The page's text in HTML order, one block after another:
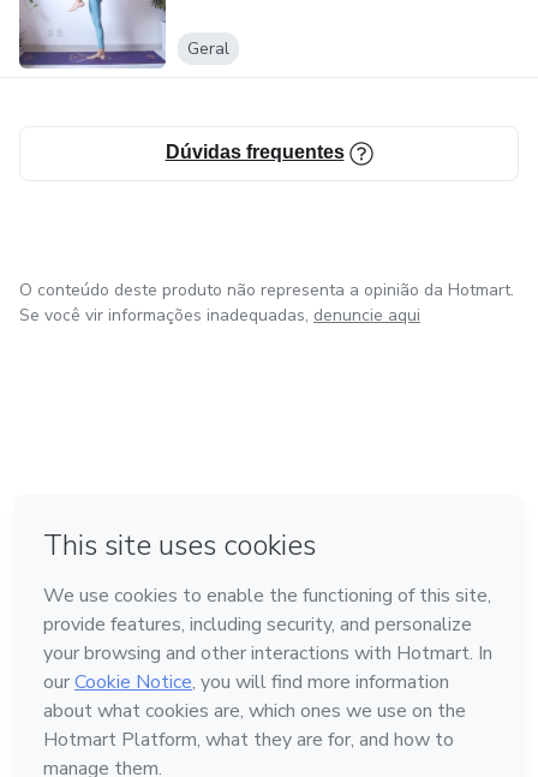
Geral
Dúvidas frequentes
O conteúdo deste produto não representa a opinião da Hotmart.
Se você vir informações inadequadas, denuncie aqui
Feito com ❤ na Cidade do México
Conheça a Hotmart
Idioma
Português